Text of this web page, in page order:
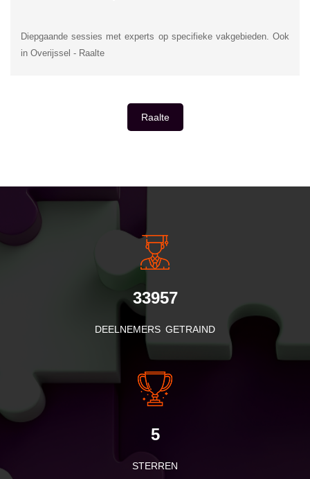
Diepgaande sessies met experts op specifieke vakgebieden. Ook
in Overijssel - Raalte
Raalte
INSIDE INFORMATIE
33957
DEELNEMERS GETRAIND
5
STERREN